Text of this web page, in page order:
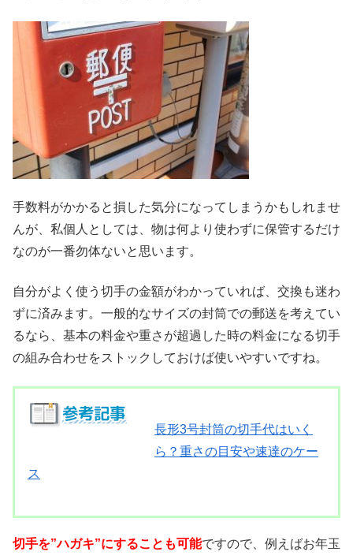
手数料がかかると損した気分になってしまうかもしれませ
んが、私個人としては、物は何より使わずに保管するだけ
なのが一番勿体ないと思います。
自分がよく使う切手の金額がわかっていれば、交換も迷わ
ずに済みます。一般的なサイズの封筒での郵送を考えてい
るなら、基本の料金や重さが超過した時の料金になる切手
の組み合わせをストックしておけば使いやすいですね。
長形3号封筒の切手代はいく
ら？重さの目安や速達のケー
ス
切手を”ハガキ”にすることも可能ですので、例えばお年玉